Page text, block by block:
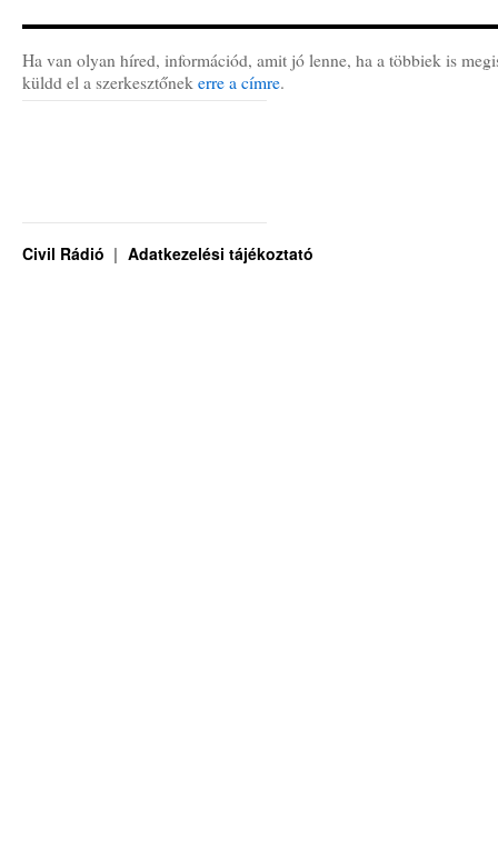
Ha van olyan híred, információd, amit jó lenne, ha a többiek is
küldd el a szerkesztőnek erre a címre.
Civil Rádió Adatkezelési tájékoztató